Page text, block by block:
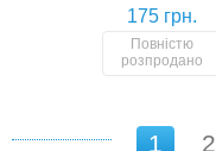
175 грн.
Повністю
розпродано
1 2